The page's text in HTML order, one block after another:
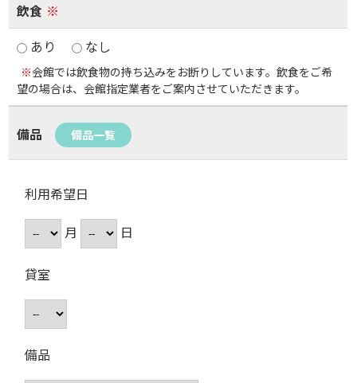
飲食 ※
あり
なし
※会館では飲食物の持ち込みをお断りしています。飲食をご希
望の場合は、会館指定業者をご案内させていただきます。
備品 備品一覧
利用希望日
月
日
貸室
備品